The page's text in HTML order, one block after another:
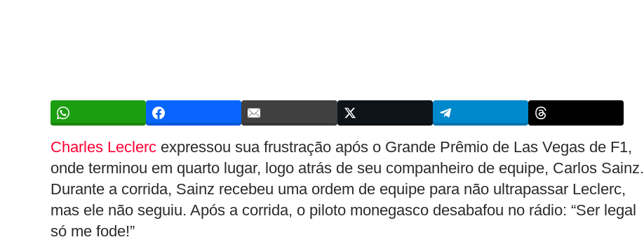
Charles Leclerc expressou sua frustração após o Grande Prêmio de Las Vegas de F1,
onde terminou em quarto lugar, logo atrás de seu companheiro de equipe, Carlos Sainz.
Durante a corrida, Sainz recebeu uma ordem de equipe para não ultrapassar Leclerc,
mas ele não seguiu. Após a corrida, o piloto monegasco desabafou no rádio: “Ser legal
só me fode!”